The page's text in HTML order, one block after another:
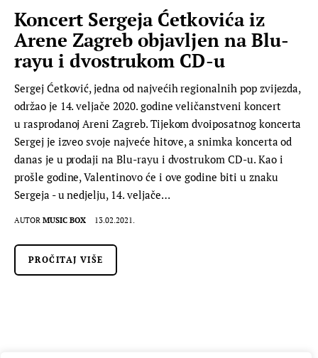
Koncert Sergeja Ćetkovića iz
Arene Zagreb objavljen na Blu-
rayu i dvostrukom CD-u
Sergej Ćetković, jedna od najvećih regionalnih pop zvijezda,
održao je 14. veljače 2020. godine veličanstveni koncert
u rasprodanoj Areni Zagreb. Tijekom dvoiposatnog koncerta
Sergej je izveo svoje najveće hitove, a snimka koncerta od
danas je u prodaji na Blu-rayu i dvostrukom CD-u. Kao i
prošle godine, Valentinovo će i ove godine biti u znaku
Sergeja - u nedjelju, 14. veljače…
AUTOR MUSIC BOX 13.02.2021.
PROČITAJ VIŠE